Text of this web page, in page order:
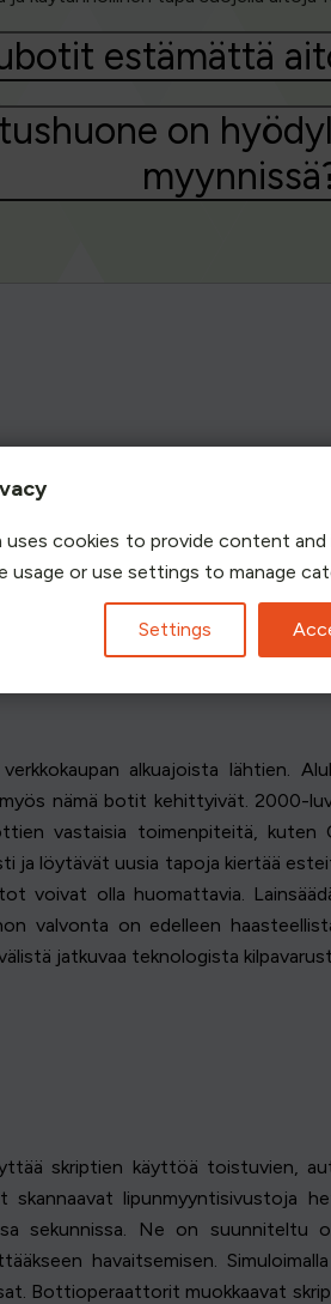
estämättä
on
joita käytetään ostamaan
kuten CAPTCHA-
Näin ne voivat hankkia
liput myydään usein
että botit ovat pelkkiä
pääsyyn ja
aiheuttamien haasteiden
alkuajoista lähtien.
nämä botit kehittyivät. 2000-
vastaisia toimenpiteitä, kuten
löytävät uusia tapoja kiertää
voivat olla huomattavia.
valvonta on edelleen
jatkuvaa teknologista
skriptien käyttöä toistuvien,
lipunmyyntisivustoja
sekunnissa. Ne on
havaitsemisen.
Bottioperaattorit muokkaavat
uses cookies to provide content and
usage or use settings to manage
Settings